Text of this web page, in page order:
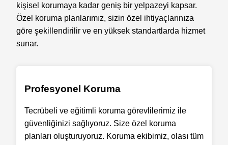
kişisel korumaya kadar geniş bir yelpazeyi kapsar.
Özel koruma planlarımız, sizin özel ihtiyaçlarınıza
göre şekillendirilir ve en yüksek standartlarda hizmet
sunar.
Profesyonel Koruma
Tecrübeli ve eğitimli koruma görevlilerimiz ile
güvenliğinizi sağlıyoruz. Size özel koruma
planları oluşturuyoruz. Koruma ekibimiz, olası tüm